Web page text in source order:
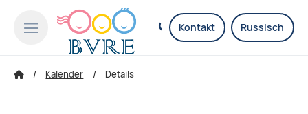
Kontakt Russisch
Kalender Details